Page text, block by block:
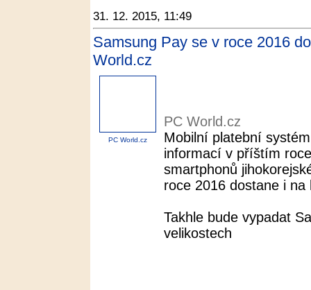
31. 12. 2015, 11:49
Samsung Pay se v roce 2016
World.cz
PC World.cz
PC World.cz
Mobilní platební
informací v příštím
smartphonů
roce 2016 dostane i
Takhle bude vypadat
velikostech